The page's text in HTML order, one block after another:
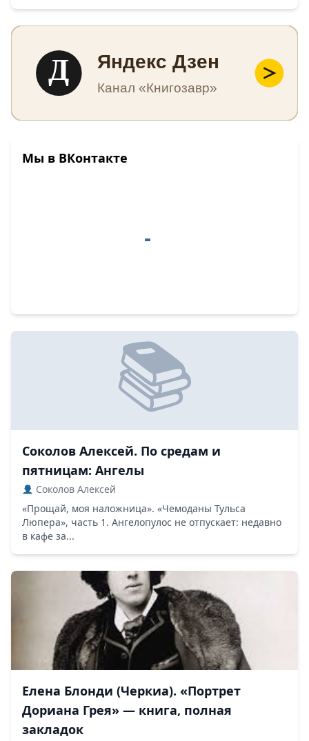
Соколов Алексей. По средам и
пятницам: Ангелы
Соколов Алексей
«Прощай, моя наложница». «Чемоданы Тульса
Люпера», часть 1. Ангелопулос не отпускает: недавно
в кафе за...
Елена Блонди (Черкиа). «Портрет
Дориана Грея» — книга, полная
закладок
Д Яндекс Дзен
Канал «Книгозавр»
Мы в ВКонтакте